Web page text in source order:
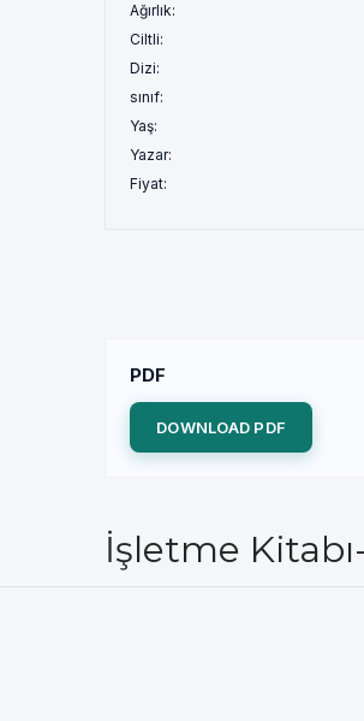
Ağırlık:
Ciltli:
Dizi:
sınıf:
Yaş:
Yazar:
Fiyat:
PDF
DOWNLOAD PDF
İşletme